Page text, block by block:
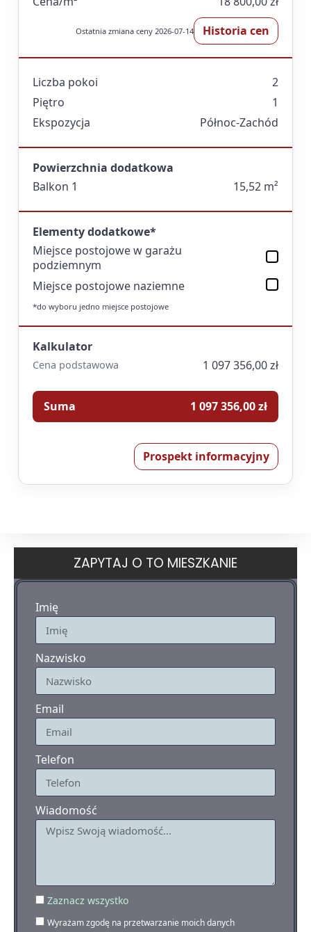
Ostatnia zmiana ceny 2026-07-14 Historia cen
Liczba pokoi
2
Piętro
1
Ekspozycja
Północ-Zachód
Powierzchnia dodatkowa
Balkon 1
15,52 m²
Elementy dodatkowe*
Miejsce postojowe w garażu
podziemnym
Miejsce postojowe naziemne
*do wyboru jedno miejsce postojowe
Kalkulator
Cena podstawowa 1 097 356,00 zł
Suma 1 097 356,00 zł
Prospekt informacyjny
ZAPYTAJ O TO MIESZKANIE
Imię
Nazwisko
Email
Telefon
Wiadomość
Zaznacz wszystko
Wyrażam zgodę na przetwarzanie moich danych